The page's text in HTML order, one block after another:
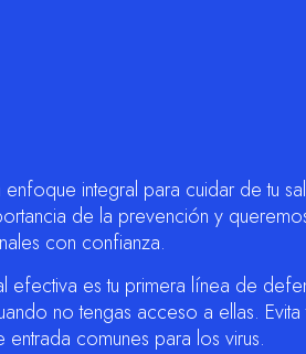
integral para cuidar de tu
de la prevención y
con confianza.
efectiva es tu primera línea de
no tengas acceso a ellas.
comunes para los virus.